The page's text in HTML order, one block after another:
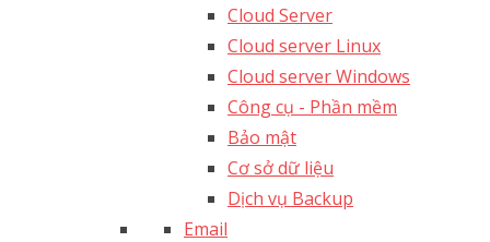
Cloud Server
Cloud server Linux
Cloud server Windows
Công cụ - Phần mềm
Bảo mật
Cơ sở dữ liệu
Dịch vụ Backup
Email